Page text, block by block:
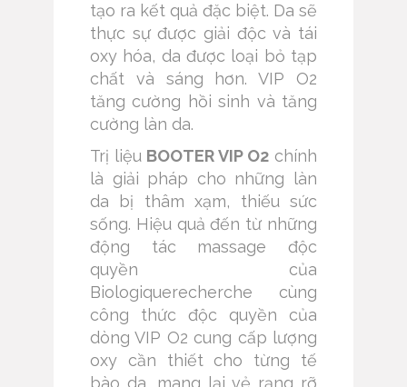
tạo ra kết quả đặc biệt. Da sẽ
thực sự được giải độc và tái
oxy hóa, da được loại bỏ tạp
chất và sáng hơn. VIP O2
tăng cường hồi sinh và tăng
cường làn da.
Trị liệu BOOTER VIP O2 chính
là giải pháp cho những làn
da bị thâm xạm, thiếu sức
sống. Hiệu quả đến từ những
động tác massage độc
quyền của
Biologiquerecherche cùng
công thức độc quyền của
dòng VIP O2 cung cấp lượng
oxy cần thiết cho từng tế
bào da, mang lại vẻ rạng rỡ